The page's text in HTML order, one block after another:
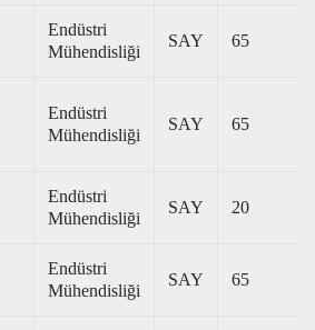
Endüstri
Mühendisliği
SAY 65
Endüstri
Mühendisliği
SAY 65
Endüstri
Mühendisliği
SAY 20
Endüstri
Mühendisliği
SAY 65